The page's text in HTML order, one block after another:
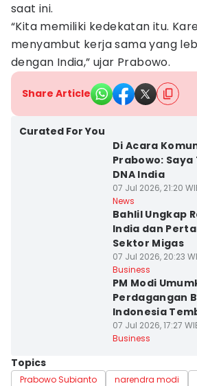
saat ini.
“Kita memiliki kedekatan itu.
menyambut kerja sama yang
dengan India,” ujar Prabowo.
Share Article
Curated For You
Di Acara
Prabowo:
DNA India
07 Jul 2026, 21:20
News
Bahlil Ungkap
India dan
Sektor Migas
07 Jul 2026, 20:23
Business
PM Modi
Perdagangan
Indonesia
07 Jul 2026, 17:27
Business
Topics
Prabowo Subianto narendra modi